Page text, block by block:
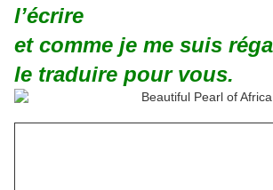
l’écrire
et comme je me suis
le traduire pour vous.